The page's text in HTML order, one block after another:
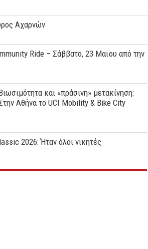
Αχαρνών
Ride – Σάββατο, 23 Μαϊου από την
και «πράσινη» μετακίνηση:
Αθήνα το UCI Mobility & Bike City
2026: Ήταν όλοι νικητές